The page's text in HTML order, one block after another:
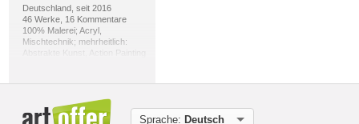
Deutschland, seit 2016
46 Werke, 16 Kommentare
100% Malerei; Acryl,
Mischtechnik; mehrheitlich:
Abstrakte Kunst, Action Painting
Sprache: Deutsch